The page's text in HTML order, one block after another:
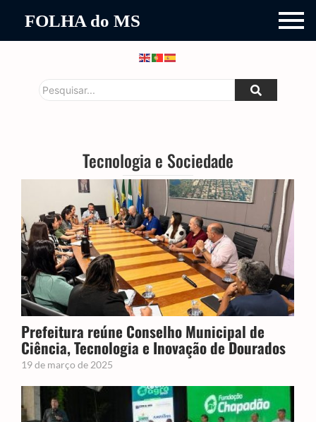
FOLHA do MS
Tecnologia e Sociedade
Prefeitura reúne Conselho Municipal de
Ciência, Tecnologia e Inovação de Dourados
19 de março de 2025